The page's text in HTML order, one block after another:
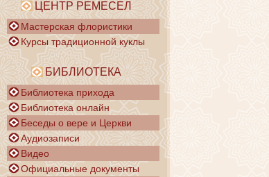
ЦЕНТР РЕМЕСЕЛ
Мастерская флористики
Курсы традиционной куклы
БИБЛИОТЕКА
Библиотека прихода
Библиотека онлайн
Беседы о вере и Церкви
Аудиозаписи
Видео
Официальные документы